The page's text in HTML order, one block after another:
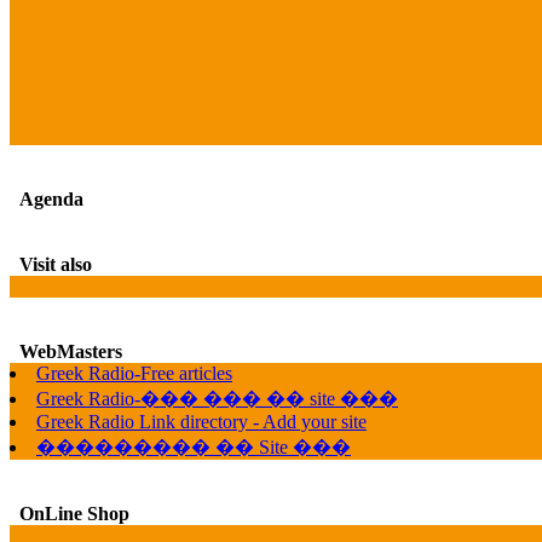
Agenda
Visit also
WebMasters
Greek Radio-Free articles
Greek Radio-��� ��� �� site ���
Greek Radio Link directory - Add your site
��������� �� Site ���
OnLine Shop